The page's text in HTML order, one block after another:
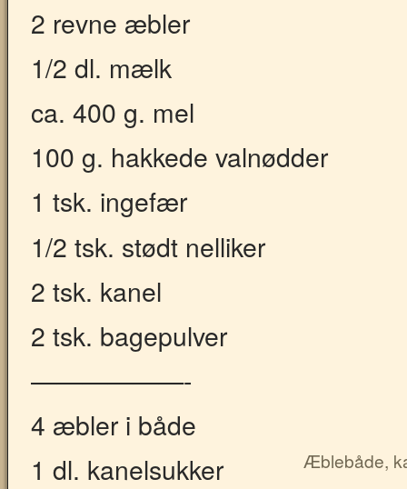
2 revne æbler
1/2 dl. mælk
ca. 400 g. mel
100 g. hakkede valnødder
1 tsk. ingefær
1/2 tsk. stødt nelliker
2 tsk. kanel
2 tsk. bagepulver
——————-
Æblebåde,
4 æbler i både
1 dl. kanelsukker